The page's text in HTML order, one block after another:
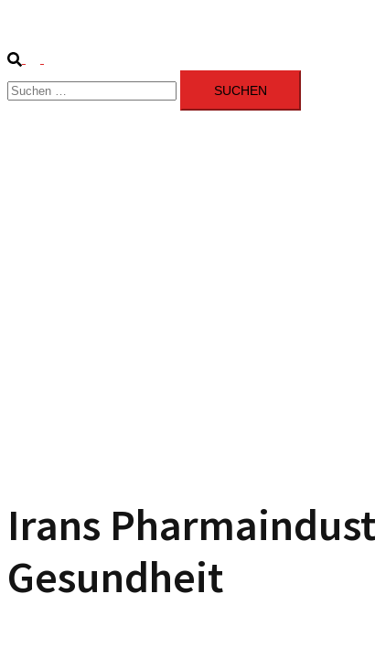
Suche
umschalten
Suchen
nach:
Irans
Gesundheit